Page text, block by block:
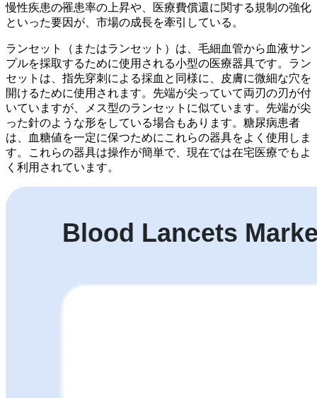
慢性疾患の罹患率の上昇や、医療費償還に関する規制の強化
といった要因が、市場の成長を牽引している。
ランセット（またはランセット）は、毛細血管から血液サン
プルを採取するために使用される小型の医療器具です。ラン
セットは、指先穿刺による採血と同様に、皮膚に微細な穴を
開けるために使用されます。先端が尖っていて両刃の刃が付
いていますが、メス型のランセットに似ています。先端が尖
った針のような形をしている場合もあります。糖尿病患者
は、血糖値を一定に保つためにこれらの器具をよく使用しま
す。これらの器具は操作が簡単で、現在では在宅医療でもよ
く利用されています。